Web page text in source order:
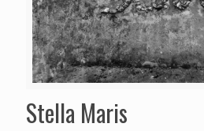
Stella Maris